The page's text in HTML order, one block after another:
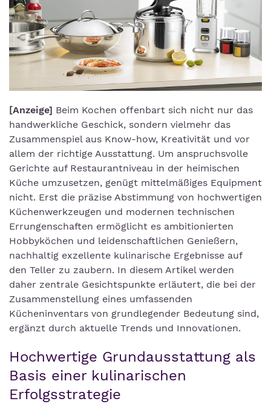
[Anzeige] Beim Kochen offenbart sich nicht nur das
handwerkliche Geschick, sondern vielmehr das
Zusammenspiel aus Know-how, Kreativität und vor
allem der richtige Ausstattung. Um anspruchsvolle
Gerichte auf Restaurantniveau in der heimischen
Küche umzusetzen, genügt mittelmäßiges Equipment
nicht. Erst die präzise Abstimmung von hochwertigen
Küchenwerkzeugen und modernen technischen
Errungenschaften ermöglicht es ambitionierten
Hobbyköchen und leidenschaftlichen Genießern,
nachhaltig exzellente kulinarische Ergebnisse auf
den Teller zu zaubern. In diesem Artikel werden
daher zentrale Gesichtspunkte erläutert, die bei der
Zusammenstellung eines umfassenden
Kücheninventars von grundlegender Bedeutung sind,
ergänzt durch aktuelle Trends und Innovationen.
Hochwertige Grundausstattung als
Basis einer kulinarischen
Erfolgsstrategie